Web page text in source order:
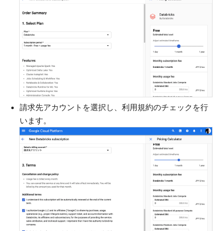
請求先アカウントを選択し、利用規約のチェックを行
います。